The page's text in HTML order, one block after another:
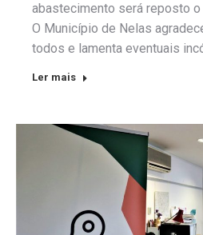
abastecimento será reposto
O Município de Nelas
todos e lamenta eventuais
Ler mais